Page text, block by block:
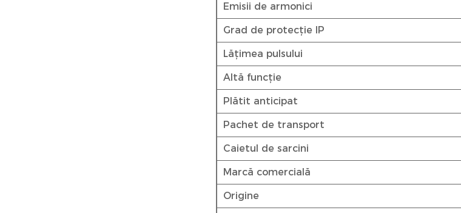
Emisii de armonici
Grad de protecție IP
Lățimea pulsului
Altă funcție
Plătit anticipat
Pachet de transport
Caietul de sarcini
Marcă comercială
Origine